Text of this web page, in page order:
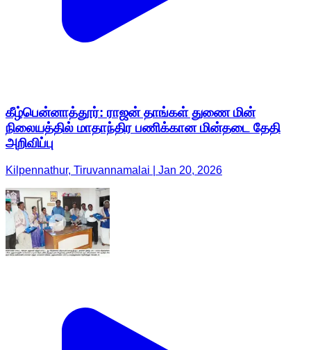
கீழ்பென்னாத்தூர்: ராஜன் தாங்கள் துணை மின்
நிலையத்தில் மாதாந்திர பணிக்கான மின்தடை தேதி
அறிவிப்பு
Kilpennathur, Tiruvannamalai | Jan 20, 2026